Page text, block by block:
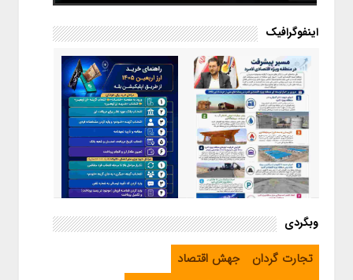
اینفوگرافیک
اینفوگرافیک / مسیر پیشرفت در
منطقه ویژه اقتصادی لامرد
اینفوگرافیک / راهنمای خرید ارز
اربعین از طریق اپلیکیشن بله
وبگردی
تجارت گردان
جهش اقتصاد